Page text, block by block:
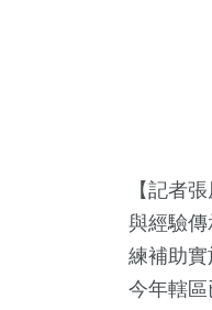
【記者
與經驗
練補助實
今年轄